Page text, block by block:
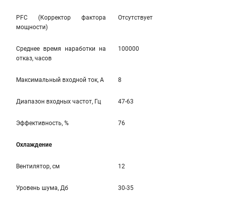
PFC (Корректор фактора
мощности)
Отсутствует
Среднее время наработки на
отказ, часов
100000
Максимальный входной ток, А 8
Диапазон входных частот, Гц 47-63
Эффективность, % 76
Охлаждение
Вентилятор, см 12
Уровень шума, Дб 30-35